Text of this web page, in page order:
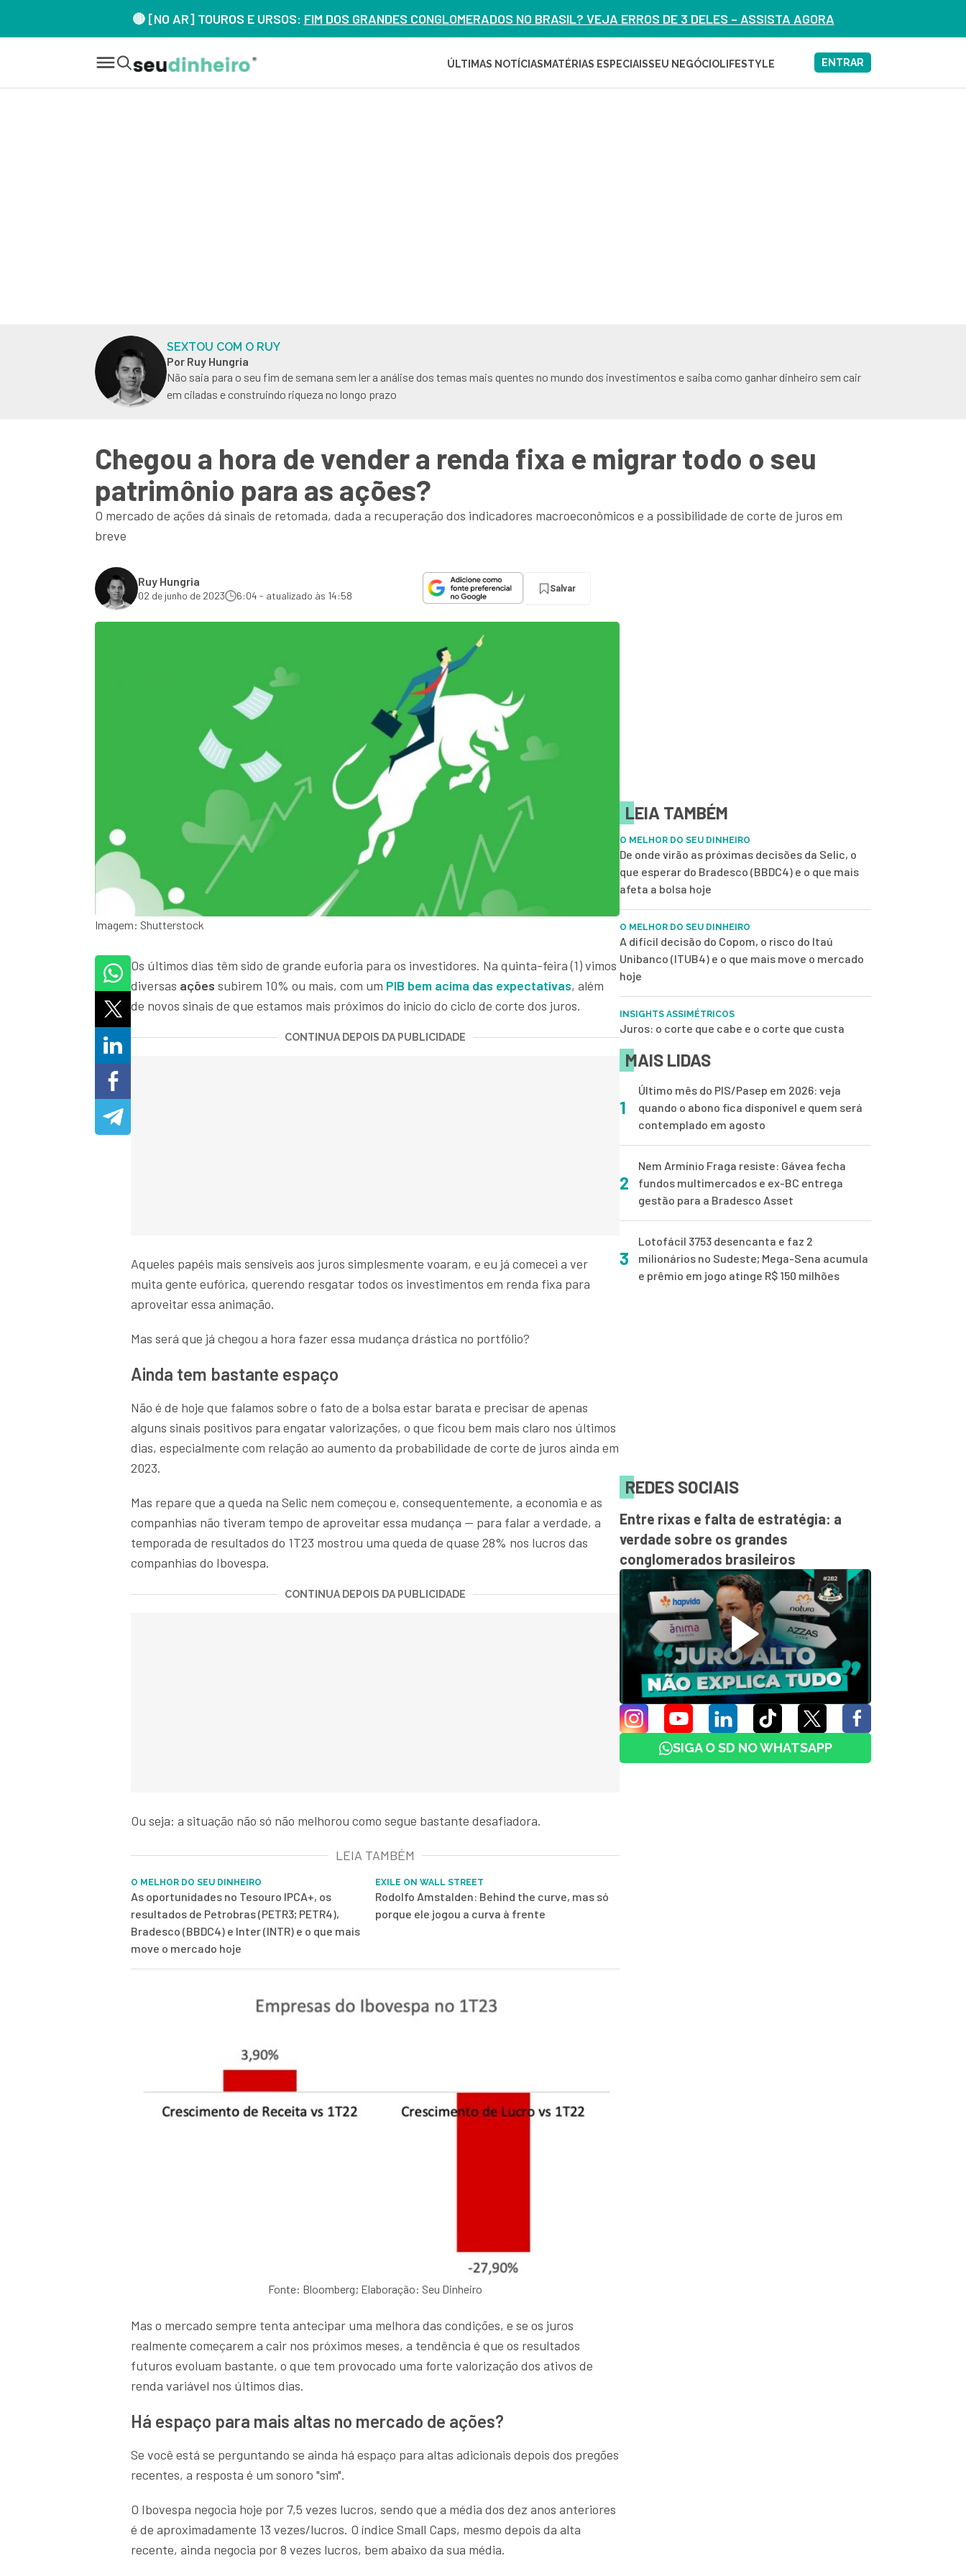
🔴 [NO AR] TOUROS E URSOS: FIM DOS GRANDES CONGLOMERADOS NO BRASIL? VEJA ERROS DE 3 DELES – ASSISTA AGORA
ÚLTIMAS NOTÍCIAS MATÉRIAS ESPECIAISSEU NEGÓCIOLIFESTYLE ENTRAR
SEXTOU COM O RUY
Por Ruy Hungria
Não saia para o seu fim de semana sem ler a análise dos temas mais quentes no mundo dos investimentos e saiba como ganhar dinheiro sem cair
em ciladas e construindo riqueza no longo prazo
Chegou a hora de vender a renda fixa e migrar todo o seu
patrimônio para as ações?
O mercado de ações dá sinais de retomada, dada a recuperação dos indicadores macroeconômicos e a possibilidade de corte de juros em
breve
Ruy Hungria
02 de junho de 2023 6:04 - atualizado às 14:58
Salvar
Imagem: Shutterstock
Os últimos dias têm sido de grande euforia para os investidores. Na quinta-feira (1) vimos
diversas ações subirem 10% ou mais, com um PIB bem acima das expectativas, além
de novos sinais de que estamos mais próximos do início do ciclo de corte dos juros.
CONTINUA DEPOIS DA PUBLICIDADE
Aqueles papéis mais sensíveis aos juros simplesmente voaram, e eu já comecei a ver
muita gente eufórica, querendo resgatar todos os investimentos em renda fixa para
aproveitar essa animação.
Mas será que já chegou a hora fazer essa mudança drástica no portfólio?
Ainda tem bastante espaço
Não é de hoje que falamos sobre o fato de a bolsa estar barata e precisar de apenas
alguns sinais positivos para engatar valorizações, o que ficou bem mais claro nos últimos
dias, especialmente com relação ao aumento da probabilidade de corte de juros ainda em
2023.
Mas repare que a queda na Selic nem começou e, consequentemente, a economia e as
companhias não tiveram tempo de aproveitar essa mudança — para falar a verdade, a
temporada de resultados do 1T23 mostrou uma queda de quase 28% nos lucros das
companhias do Ibovespa.
CONTINUA DEPOIS DA PUBLICIDADE
Ou seja: a situação não só não melhorou como segue bastante desafiadora.
LEIA TAMBÉM
O MELHOR DO SEU DINHEIRO
As oportunidades no Tesouro IPCA+, os
resultados de Petrobras (PETR3; PETR4),
Bradesco (BBDC4) e Inter (INTR) e o que mais
move o mercado hoje
EXILE ON WALL STREET
Rodolfo Amstalden: Behind the curve, mas só
porque ele jogou a curva à frente
Fonte: Bloomberg; Elaboração: Seu Dinheiro
Mas o mercado sempre tenta antecipar uma melhora das condições, e se os juros
realmente começarem a cair nos próximos meses, a tendência é que os resultados
futuros evoluam bastante, o que tem provocado uma forte valorização dos ativos de
renda variável nos últimos dias.
Há espaço para mais altas no mercado de ações?
Se você está se perguntando se ainda há espaço para altas adicionais depois dos pregões
recentes, a resposta é um sonoro "sim".
O Ibovespa negocia hoje por 7,5 vezes lucros, sendo que a média dos dez anos anteriores
é de aproximadamente 13 vezes/lucros. O índice Small Caps, mesmo depois da alta
recente, ainda negocia por 8 vezes lucros, bem abaixo da sua média.
LEIA TAMBÉM
O MELHOR DO SEU DINHEIRO
De onde virão as próximas decisões da Selic, o
que esperar do Bradesco (BBDC4) e o que mais
afeta a bolsa hoje
O MELHOR DO SEU DINHEIRO
A difícil decisão do Copom, o risco do Itaú
Unibanco (ITUB4) e o que mais move o mercado
hoje
INSIGHTS ASSIMÉTRICOS
Juros: o corte que cabe e o corte que custa
MAIS LIDAS
1
Último mês do PIS/Pasep em 2026: veja
quando o abono fica disponível e quem será
contemplado em agosto
2
Nem Armínio Fraga resiste: Gávea fecha
fundos multimercados e ex-BC entrega
gestão para a Bradesco Asset
3
Lotofácil 3753 desencanta e faz 2
milionários no Sudeste; Mega-Sena acumula
e prêmio em jogo atinge R$ 150 milhões
REDES SOCIAIS
Entre rixas e falta de estratégia: a
verdade sobre os grandes
conglomerados brasileiros
SIGA O SD NO WHATSAPP